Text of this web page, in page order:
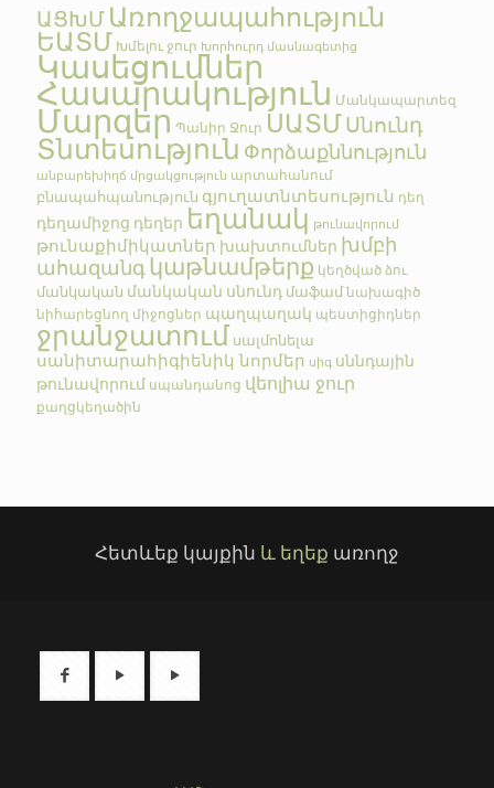
ԱՑԽՄ Առողջապահություն
ԵԱՏՄ Խմելու ջուր Խորհուրդ մասնագետից
Կասեցումներ
Հասարակություն Մանկապարտեզ
Մարզեր Պանիր Ջուր ՍԱՏՄՍնունդ
Տնտեսություն Փորձաքննություն
անբարեխիղճ մրցակցություն արտահանում
բնապահպանություն գյուղատնտեսություն դեղ
դեղամիջոց դեղեր եղանակ թունավորում
թունաքիմիկատներ խախտումներ խմբի
ահազանգկաթնամթերք կեղծված ձու
մանկական մանկական սնունդ մաֆամ նախագիծ
նիհարեցնող միջոցներ պաղպաղակ պեստիցիդներ
ջրանջատում սալմոնելա
սանիտարահիգիենիկ նորմեր սիգ սննդային
թունավորում սպանդանոց վեոլիա ջուր
քաղցկեղածին
Հետևեք կայքին և եղեք առողջ